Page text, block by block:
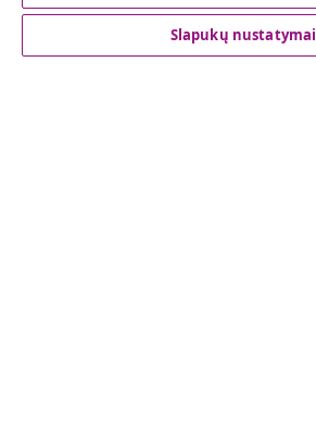
Klientų aptarnavimas
Slapukų nustatymai